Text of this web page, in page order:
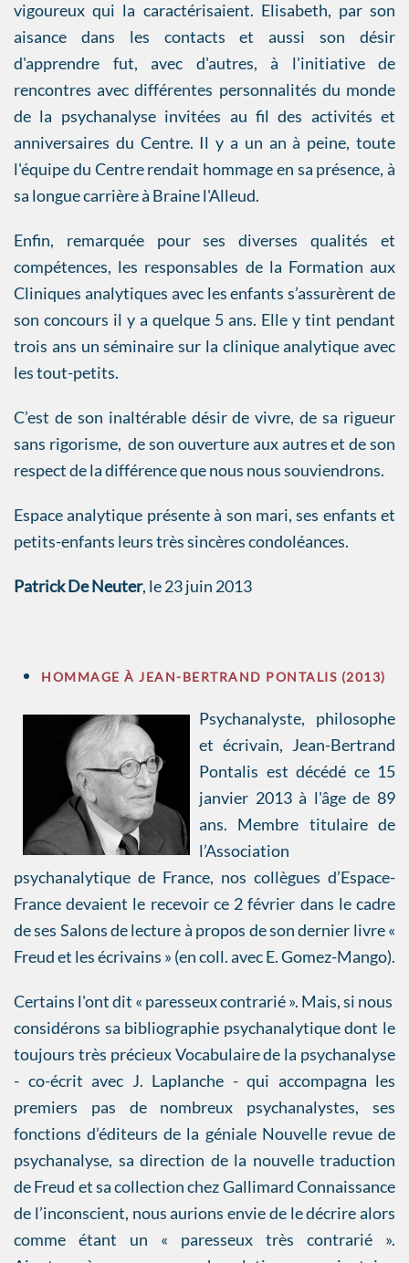
vigoureux qui la caractérisaient. Elisabeth, par son
aisance dans les contacts et aussi son désir
d'apprendre fut, avec d'autres, à l'initiative de
rencontres avec différentes personnalités du monde
de la psychanalyse invitées au fil des activités et
anniversaires du Centre. Il y a un an à peine, toute
l'équipe du Centre rendait hommage en sa présence, à
sa longue carrière à Braine l'Alleud.
Enfin, remarquée pour ses diverses qualités et
compétences, les responsables de la Formation aux
Cliniques analytiques avec les enfants s’assurèrent de
son concours il y a quelque 5 ans. Elle y tint pendant
trois ans un séminaire sur la clinique analytique avec
les tout-petits.
C’est de son inaltérable désir de vivre, de sa rigueur
sans rigorisme, de son ouverture aux autres et de son
respect de la différence que nous nous souviendrons.
Espace analytique présente à son mari, ses enfants et
petits-enfants leurs très sincères condoléances.
Patrick De Neuter, le 23 juin 2013
HOMMAGE À JEAN-BERTRAND PONTALIS (2013)
Psychanalyste, philosophe
et écrivain, Jean-Bertrand
Pontalis est décédé ce 15
janvier 2013 à l'âge de 89
ans. Membre titulaire de
l’Association
psychanalytique de France, nos collègues d’Espace-
France devaient le recevoir ce 2 février dans le cadre
de ses Salons de lecture à propos de son dernier livre «
Freud et les écrivains » (en coll. avec E. Gomez-Mango).
Certains l'ont dit « paresseux contrarié ». Mais, si nous
considérons sa bibliographie psychanalytique dont le
toujours très précieux Vocabulaire de la psychanalyse
- co-écrit avec J. Laplanche - qui accompagna les
premiers pas de nombreux psychanalystes, ses
fonctions d’éditeurs de la géniale Nouvelle revue de
psychanalyse, sa direction de la nouvelle traduction
de Freud et sa collection chez Gallimard Connaissance
de l’inconscient, nous aurions envie de le décrire alors
comme étant un « paresseux très contrarié ».